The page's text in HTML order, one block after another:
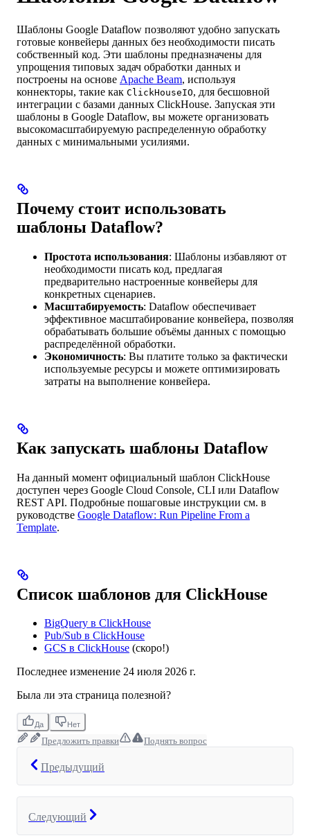
Шаблоны Google Dataflow позволяют удобно запускать
готовые конвейеры данных без необходимости писать
собственный код. Эти шаблоны предназначены для
упрощения типовых задач обработки данных и
построены на основе Apache Beam, используя
коннекторы, такие как ClickHouseIO, для бесшовной
интеграции с базами данных ClickHouse. Запуская эти
шаблоны в Google Dataflow, вы можете организовать
высокомасштабируемую распределенную обработку
данных с минимальными усилиями.
Почему стоит использовать
шаблоны Dataflow?
Простота использования: Шаблоны избавляют от
необходимости писать код, предлагая
предварительно настроенные конвейеры для
конкретных сценариев.
Масштабируемость: Dataflow обеспечивает
эффективное масштабирование конвейера, позволяя
обрабатывать большие объёмы данных с помощью
распределённой обработки.
Экономичность: Вы платите только за фактически
используемые ресурсы и можете оптимизировать
затраты на выполнение конвейера.
Как запускать шаблоны Dataflow
На данный момент официальный шаблон ClickHouse
доступен через Google Cloud Console, CLI или Dataflow
REST API. Подробные пошаговые инструкции см. в
руководстве Google Dataflow: Run Pipeline From a
Template.
Список шаблонов для ClickHouse
BigQuery в ClickHouse
Pub/Sub в ClickHouse
GCS в ClickHouse (скоро!)
Последнее изменение 24 июля 2026 г.
Была ли эта страница полезной?
Да Нет
Предложить правки Поднять вопрос
Предыдущий
Следующий